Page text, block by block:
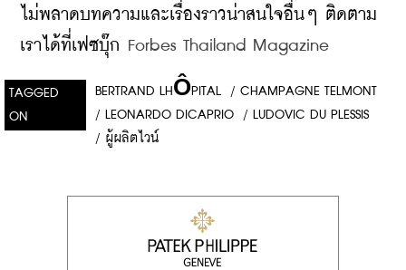
ไม่พลาดบทความและเรื่องราวน่าสนใจอื่นๆ ติดตาม
เราได้ที่เฟซบุ๊ก Forbes Thailand Magazine
TAGGED
ON
BERTRAND LHÔPITAL / CHAMPAGNE TELMONT
/ LEONARDO DICAPRIO / LUDOVIC DU PLESSIS
/ ผู้ผลิตไวน์